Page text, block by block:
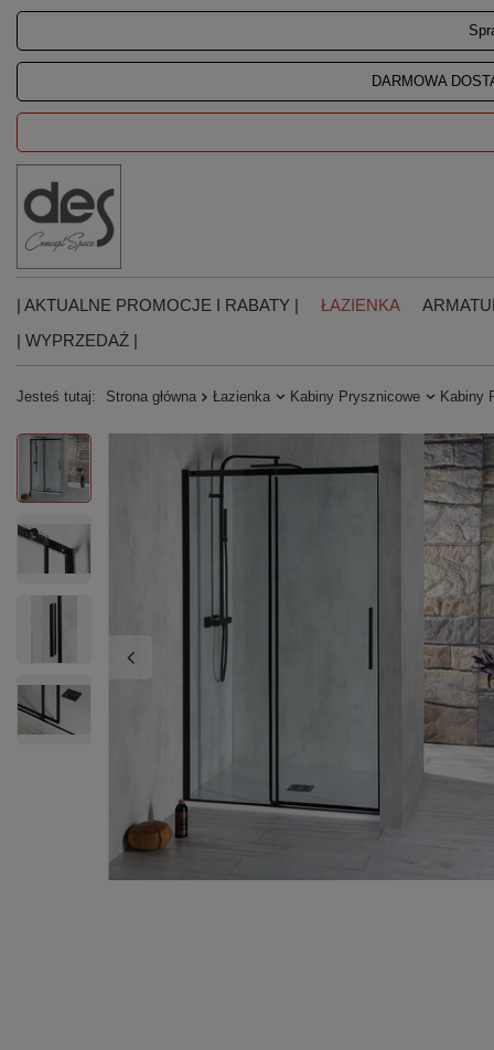
DARMOWA
| AKTUALNE PROMOCJE I RABATY | ŁAZIENKA
| WYPRZEDAŻ |
Jesteś tutaj: Strona główna Łazienka Kabiny Prysznicowe Kabiny